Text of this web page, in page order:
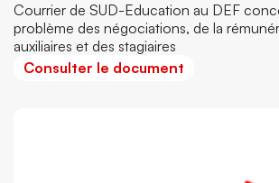
Courrier de SUD-Education au DEF
problème des négociations, de la
auxiliaires et des stagiaires
Consulter le document